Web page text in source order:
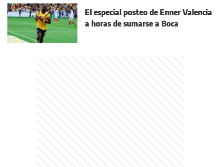
El especial posteo de Enner Valencia
a horas de sumarse a Boca